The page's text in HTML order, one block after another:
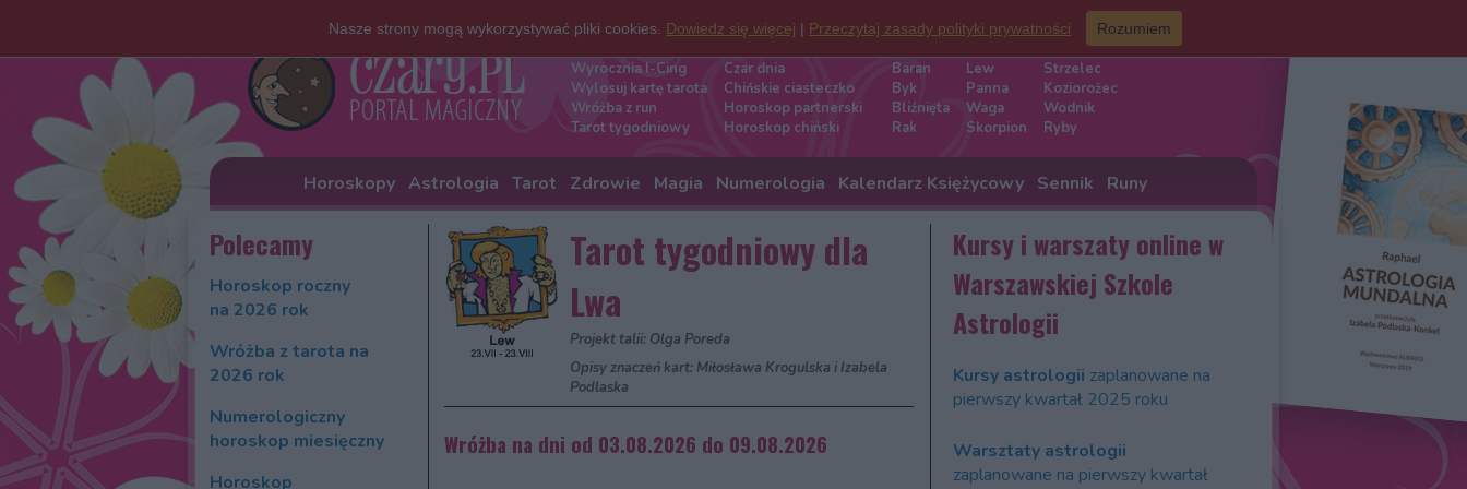
Darmowe wróżby
Wyrocznia I-Cing
Wylosuj kartę tarota
Wróżba z run
Tarot tygodniowy
Czar dnia
Chińskie ciasteczko
Horoskop partnerski
Horoskop chiński
Znaki zodiaku
Baran
Byk
Bliźnięta
Rak
Lew
Panna
Waga
Skorpion
Strzelec
Koziorożec
Wodnik
Ryby
Horoskopy Astrologia Tarot Zdrowie Magia Numerologia Kalendarz Księżycowy Sennik Runy
Polecamy
Horoskop roczny
na 2026 rok
Wróżba z tarota na
2026 rok
Numerologiczny
horoskop miesięczny
Horoskop
Tarot tygodniowy dla
Lwa
Projekt talii: Olga Poreda
Opisy znaczeń kart: Miłosława Krogulska i Izabela
Podlaska
Wróżba na dni od 03.08.2026 do 09.08.2026
Kursy i warszaty online w
Warszawskiej Szkole
Astrologii
Kursy astrologii zaplanowane na
pierwszy kwartał 2025 roku
Warsztaty astrologii
zaplanowane na pierwszy kwartał
Nasze strony mogą wykorzystywać pliki cookies. Dowiedz się więcej | Przeczytaj zasady polityki prywatności Rozumiem